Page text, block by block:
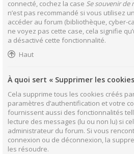
connecté, cochez la case Se souvenir de
n’est pas recommandé si vous utilisez
accéder au forum (bibliothèque, cyber-
ne voyez pas cette case, cela signifie
a désactivé cette fonctionnalité.
Haut
À quoi sert « Supprimer les
Cela supprime tous les cookies créés
paramètres d’authentification et votre
fournissent aussi des fonctionnalités
lecture des messages (lu ou non lu) si
administrateur du forum. Si vous
connexion ou de déconnexion, la
les résoudre.